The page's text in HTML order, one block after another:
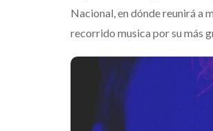
Nacional, en dónde reunirá a
recorrido musica por su más